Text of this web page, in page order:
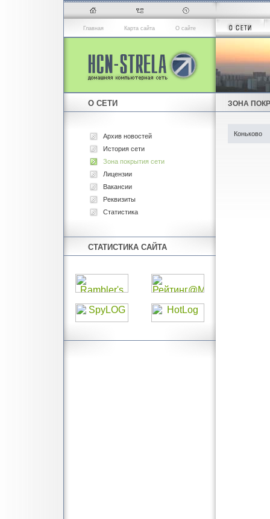
Главная Карта сайта О сайте
О СЕТИ ЗОНА
Архив новостей
История сети
Зона покрытия сети
Лицензии
Вакансии
Реквизиты
Статистика
СТАТИСТИКА САЙТА
Коньково